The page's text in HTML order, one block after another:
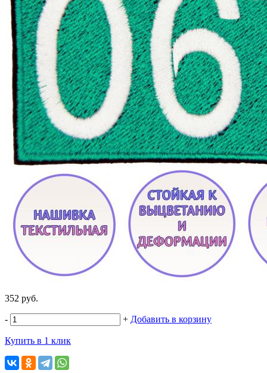
352 руб.
- + Добавить в корзину
Купить в 1 клик